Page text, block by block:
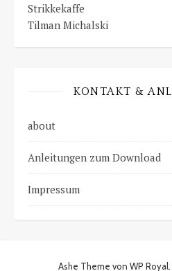
Strikkekaffe
Tilman Michalski
KONTAKT &
about
Anleitungen zum Download
Impressum
Ashe Theme von WP Royal.